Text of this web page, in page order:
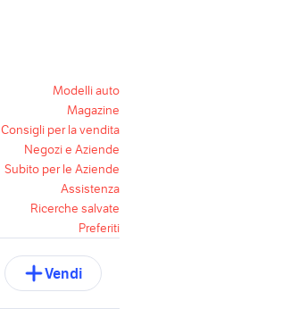
Modelli auto
Magazine
Consigli per la vendita
Negozi e Aziende
Subito per le Aziende
Assistenza
Ricerche salvate
Preferiti
Vendi